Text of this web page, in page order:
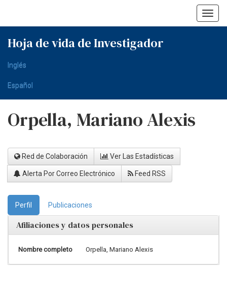
Hoja de vida de Investigador
Inglés
Español
Orpella, Mariano Alexis
Red de Colaboración Ver Las Estadísticas
Alerta Por Correo Electrónico Feed RSS
Perfil Publicaciones
Afiliaciones y datos personales
Nombre completo Orpella, Mariano Alexis